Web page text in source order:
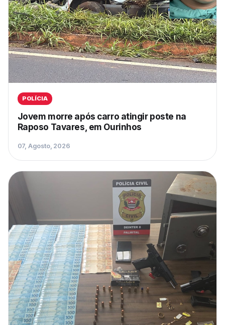
POLÍCIA
Jovem morre após carro atingir poste na
Raposo Tavares, em Ourinhos
07, Agosto, 2026